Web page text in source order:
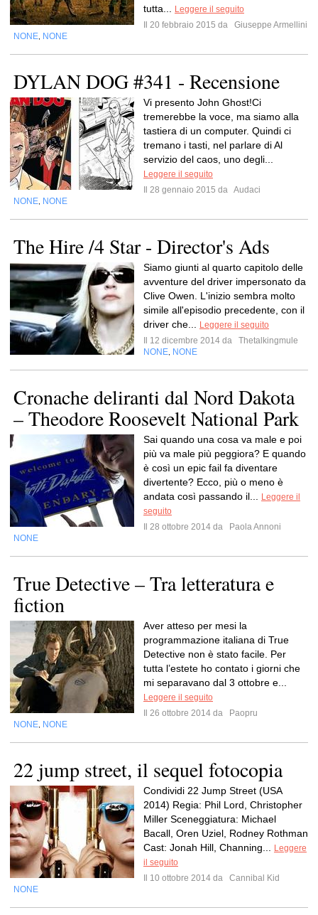
tutta...
Leggere il seguito
Il 20 febbraio 2015 da
Giuseppe Armellini
NONE NONE
DYLAN DOG #341 - Recensione
Vi presento John Ghost!Ci
tremerebbe la voce, ma siamo alla
tastiera di un computer. Quindi ci
tremano i tasti, nel parlare di Al
servizio del caos, uno degli...
Leggere il seguito
Il 28 gennaio 2015 da Audaci
NONE NONE
The Hire /4 Star - Director's Ads
Siamo giunti al quarto capitolo delle
avventure del driver impersonato da
Clive Owen. L'inizio sembra molto
simile all'episodio precedente, con il
driver che...
Leggere il seguito
Il 12 dicembre 2014 da
Thetalkingmule
NONE NONE
Cronache deliranti dal Nord Dakota
– Theodore Roosevelt National Park
Sai quando una cosa va male e poi
più va male più peggiora? E quando
è così un epic fail fa diventare
divertente? Ecco, più o meno è
andata così passando il...
Leggere il
seguito
Il 28 ottobre 2014 da
Paola Annoni
NONE
True Detective – Tra letteratura e
fiction
Aver atteso per mesi la
programmazione italiana di True
Detective non è stato facile. Per
tutta l’estete ho contato i giorni che
mi separavano dal 3 ottobre e...
Leggere il seguito
Il 26 ottobre 2014 da
Paopru
NONE NONE
22 jump street, il sequel fotocopia
Condividi 22 Jump Street (USA
2014) Regia: Phil Lord, Christopher
Miller Sceneggiatura: Michael
Bacall, Oren Uziel, Rodney Rothman
Cast: Jonah Hill, Channing...
Leggere
il seguito
Il 10 ottobre 2014 da
Cannibal Kid
NONE